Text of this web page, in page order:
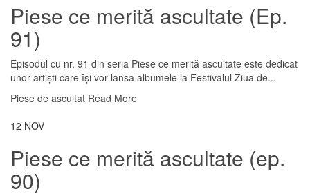
Piese ce merită ascultate (Ep.
91)
Episodul cu nr. 91 din seria Piese ce merită ascultate este dedicat
unor artiști care își vor lansa albumele la Festivalul Ziua de...
Piese de ascultat Read More
12 NOV
Piese ce merită ascultate (ep.
90)